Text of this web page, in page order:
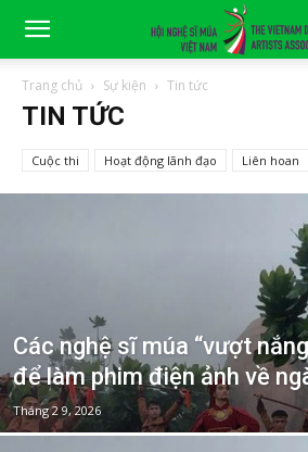
Trang chủ Sự kiện Tin tức
TIN TỨC
Cuộc thi Hoạt động lãnh đạo Liên hoan
Các nghệ sĩ múa “vượt
để làm phim điện ảnh về
Tháng 2 9, 2026